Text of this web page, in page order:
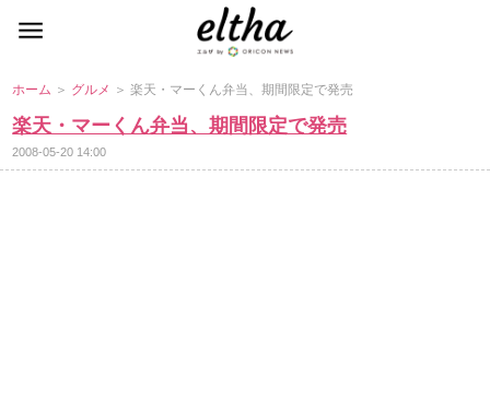
ホーム ＞ グルメ ＞ 楽天・マーくん弁当、期間限定で発売
楽天・マーくん弁当、期間限定で発売
2008-05-20 14:00